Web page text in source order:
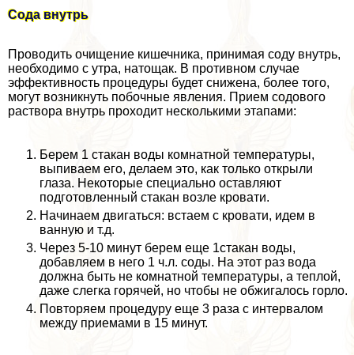
Сода внутрь
Проводить очищение кишечника, принимая соду внутрь,
необходимо с утра, натощак. В противном случае
эффективность процедуры будет снижена, более того,
могут возникнуть побочные явления. Прием содового
раствора внутрь проходит несколькими этапами:
Берем 1 стакан воды комнатной температуры,
выпиваем его, делаем это, как только открыли
глаза. Некоторые специально оставляют
подготовленный стакан возле кровати.
Начинаем двигаться: встаем с кровати, идем в
ванную и т.д.
Через 5-10 минут берем еще 1стакан воды,
добавляем в него 1 ч.л. соды. На этот раз вода
должна быть не комнатной температуры, а теплой,
даже слегка горячей, но чтобы не обжигалось горло.
Повторяем процедуру еще 3 раза с интервалом
между приемами в 15 минут.